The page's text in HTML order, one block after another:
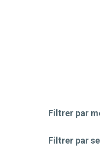
Filtrer par
Filtrer par